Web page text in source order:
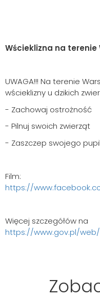
Wścieklizna na terenie
UWAGA!!! Na terenie
wścieklizny u dzikich
- Zachowaj ostrożność
- Pilnuj swoich zwierząt
- Zaszczep swojego
Film:
https://
Więcej szczegółów na
https://www.gov.pl/